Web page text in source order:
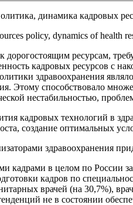
динамика кадровых
policy, dynamics of health
дорогостоящим ресурсам,
кадровых ресурсов с
здравоохранения
Этому способствовало
нестабильностью,
кадровых технологий в
создание оптимальных
здравоохранения
кадрами в целом по России
кадров по
врачей (на 30,7%),
не в состоянии